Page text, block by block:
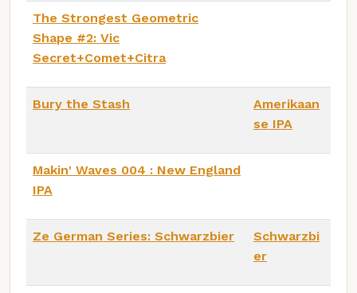
The Strongest Geometric
Shape #2: Vic
Secret+Comet+Citra
Bury the Stash
Amerikaan
se IPA
Makin' Waves 004 : New England
IPA
Ze German Series: Schwarzbier
Schwarzbi
er